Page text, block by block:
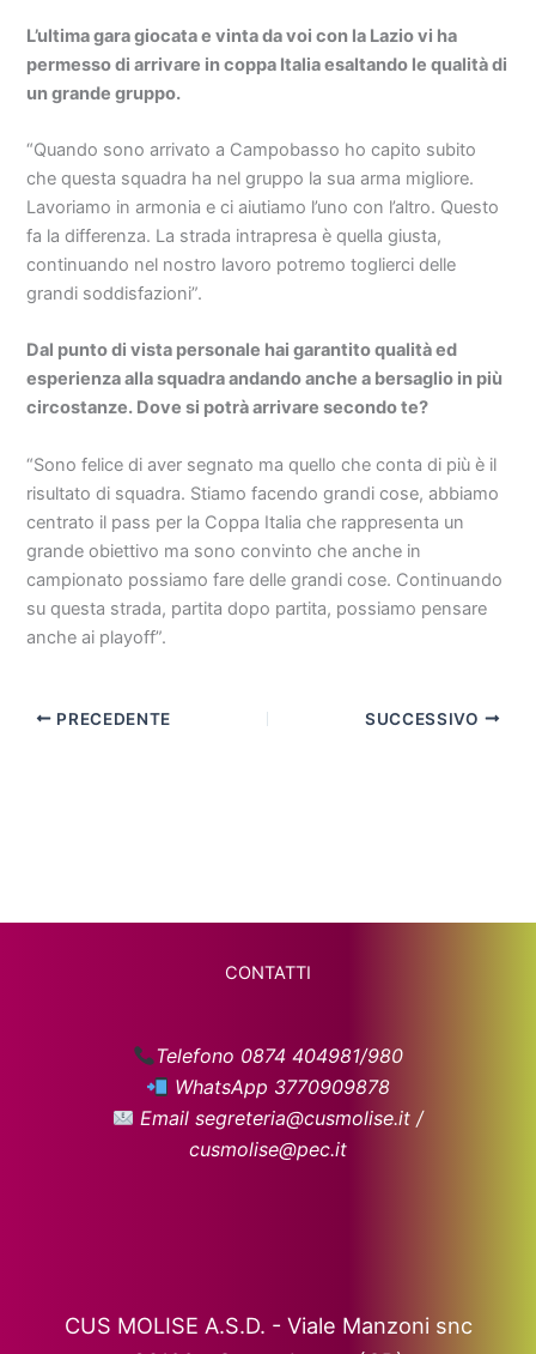
L’ultima gara giocata e vinta da voi con la Lazio vi ha
permesso di arrivare in coppa Italia esaltando le qualità di
un grande gruppo.
“Quando sono arrivato a Campobasso ho capito subito
che questa squadra ha nel gruppo la sua arma migliore.
Lavoriamo in armonia e ci aiutiamo l’uno con l’altro. Questo
fa la differenza. La strada intrapresa è quella giusta,
continuando nel nostro lavoro potremo toglierci delle
grandi soddisfazioni”.
Dal punto di vista personale hai garantito qualità ed
esperienza alla squadra andando anche a bersaglio in più
circostanze. Dove si potrà arrivare secondo te?
“Sono felice di aver segnato ma quello che conta di più è il
risultato di squadra. Stiamo facendo grandi cose, abbiamo
centrato il pass per la Coppa Italia che rappresenta un
grande obiettivo ma sono convinto che anche in
campionato possiamo fare delle grandi cose. Continuando
su questa strada, partita dopo partita, possiamo pensare
anche ai playoff”.
PRECEDENTE SUCCESSIVO
CONTATTI
Telefono 0874 404981/980
WhatsApp 3770909878
Email segreteria@cusmolise.it /
cusmolise@pec.it
CUS MOLISE A.S.D. - Viale Manzoni snc